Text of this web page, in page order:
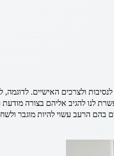
ולצרכים האישיים. לדוגמה,
להגיב אליהם בצורה מודעת
בהם הרעב עשוי להיות מוגבר